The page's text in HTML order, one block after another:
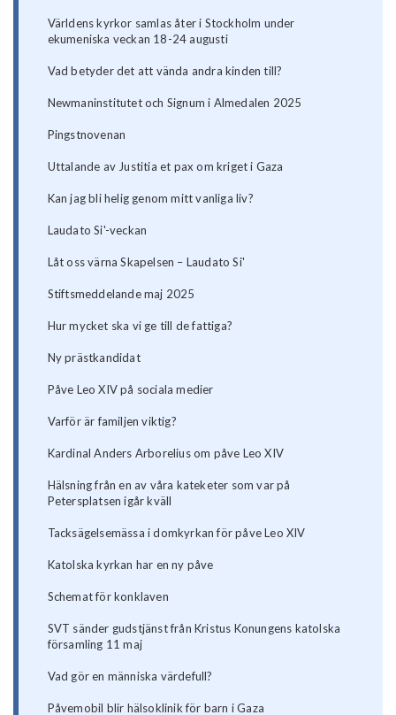
Världens kyrkor samlas åter i Stockholm under
ekumeniska veckan 18-24 augusti
Vad betyder det att vända andra kinden till?
Newmaninstitutet och Signum i Almedalen 2025
Pingstnovenan
Uttalande av Justitia et pax om kriget i Gaza
Kan jag bli helig genom mitt vanliga liv?
Laudato Si'-veckan
Låt oss värna Skapelsen – Laudato Si'
Stiftsmeddelande maj 2025
Hur mycket ska vi ge till de fattiga?
Ny prästkandidat
Påve Leo XIV på sociala medier
Varför är familjen viktig?
Kardinal Anders Arborelius om påve Leo XIV
Hälsning från en av våra kateketer som var på
Petersplatsen igår kväll
Tacksägelsemässa i domkyrkan för påve Leo XIV
Katolska kyrkan har en ny påve
Schemat för konklaven
SVT sänder gudstjänst från Kristus Konungens katolska
församling 11 maj
Vad gör en människa värdefull?
Påvemobil blir hälsoklinik för barn i Gaza